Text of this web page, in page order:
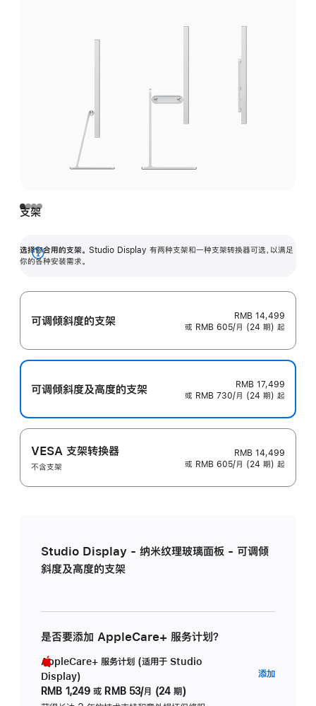
支架
选择你合用的支架。 Studio Display 有两种支架和一种支架转换器可选，以满足
你的各种安装需求。
展
可调倾斜度的支架
RMB 14,499
或 RMB 605/月 (24 期) 起
可调倾斜度及高‍度的支‍架
RMB 17,499
或 RMB 730/月 (24 期) 起
VESA 支架转换器
不含支架
RMB 14,499
或 RMB 605/月 (24 期) 起
Studio Display - 纳米纹理玻璃面板 - 可调倾
斜度及高度的支架
是否要添加 AppleCare+ 服务计划？
AppleCare+ 服务计划 (适用于 Studio
Display)
RMB 1,249 或 RMB 53/月 (24 期)
添加